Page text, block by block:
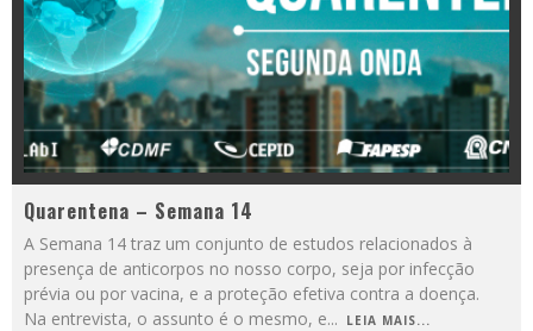
Quarentena – Semana 14
A Semana 14 traz um conjunto de estudos relacionados à
presença de anticorpos no nosso corpo, seja por infecção
prévia ou por vacina, e a proteção efetiva contra a doença.
Na entrevista, o assunto é o mesmo, e... LEIA MAIS...